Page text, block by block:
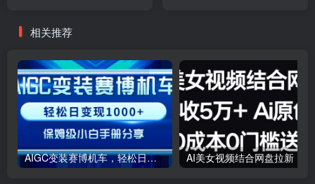
相关推荐
AIGC变装赛博机车，轻松日变现1000+，保姆级小白手册分享！